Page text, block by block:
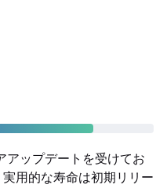
アップデートを受けてお
用的な寿命は初期リリー